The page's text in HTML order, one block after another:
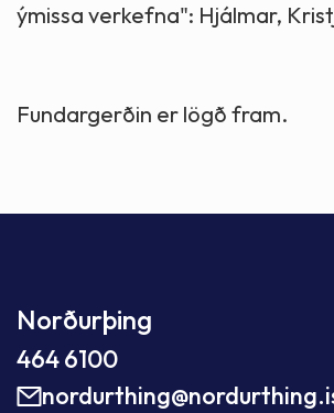
ýmissa verkefna": Hjálmar,
Fundargerðin er lögð fram.
Norðurþing
464 6100